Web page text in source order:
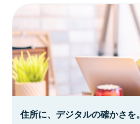
住所に、デジタルの確かさを。